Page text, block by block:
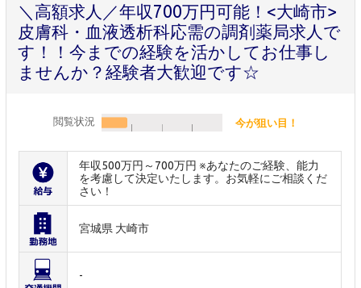
＼高額求人／年収700万円可能！<大崎市>
皮膚科・血液透析科応需の調剤薬局求人で
す！！今までの経験を活かしてお仕事し
ませんか？経験者大歓迎です☆
閲覧状況 今が狙い目！
年収500万円～700万円 ※あなたのご経験、能力
を考慮して決定いたします。お気軽にご相談くだ
さい！
宮城県 大崎市
-